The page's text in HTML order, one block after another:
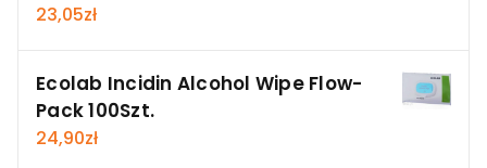
23,05zł
Ecolab Incidin Alcohol Wipe Flow-
Pack 100Szt.
24,90zł